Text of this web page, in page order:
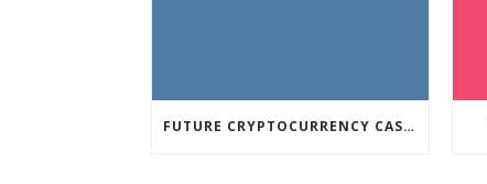
FUTURE CRYPTOCURRENCY CASINO GAMES